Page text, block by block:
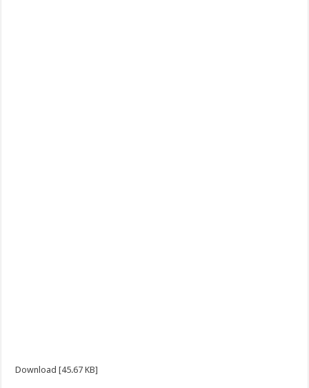
Download [45.67 KB]